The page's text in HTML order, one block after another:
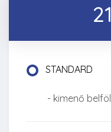
STANDARD
- kimenő